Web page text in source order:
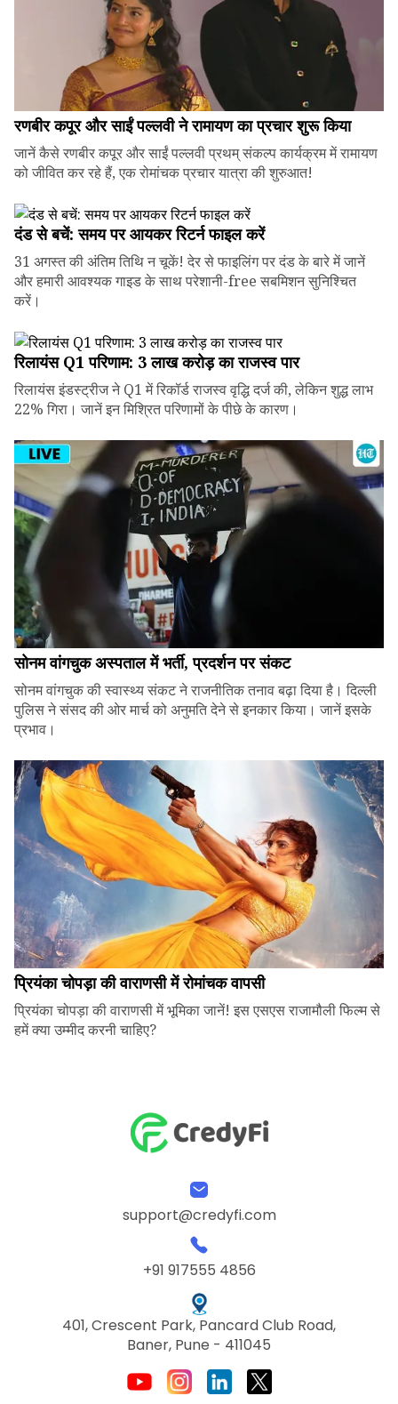
रणबीर कपूर और साईं पल्लवी ने रामायण का प्रचार शुरू किया
जानें कैसे रणबीर कपूर और साईं पल्लवी प्रथम् संकल्प कार्यक्रम में रामायण
को जीवित कर रहे हैं, एक रोमांचक प्रचार यात्रा की शुरुआत!
दंड से बचें: समय पर आयकर रिटर्न फाइल करें
31 अगस्त की अंतिम तिथि न चूकें! देर से फाइलिंग पर दंड के बारे में जानें
और हमारी आवश्यक गाइड के साथ परेशानी-free सबमिशन सुनिश्चित
करें।
रिलायंस Q1 परिणाम: ₹3 लाख करोड़ का राजस्व पार
रिलायंस इंडस्ट्रीज ने Q1 में रिकॉर्ड राजस्व वृद्धि दर्ज की, लेकिन शुद्ध लाभ
22% गिरा। जानें इन मिश्रित परिणामों के पीछे के कारण।
सोनम वांगचुक अस्पताल में भर्ती, प्रदर्शन पर संकट
सोनम वांगचुक की स्वास्थ्य संकट ने राजनीतिक तनाव बढ़ा दिया है। दिल्ली
पुलिस ने संसद की ओर मार्च को अनुमति देने से इनकार किया। जानें इसके
प्रभाव।
प्रियंका चोपड़ा की वाराणसी में रोमांचक वापसी
प्रियंका चोपड़ा की वाराणसी में भूमिका जानें! इस एसएस राजामौली फिल्म से
हमें क्या उम्मीद करनी चाहिए?
support@credyfi.com
+91 917555 4856
401, Crescent Park, Pancard Club Road,
Baner, Pune - 411045